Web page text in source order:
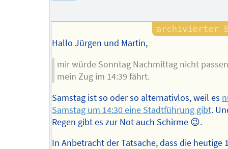
Hallo Jürgen und Martin,
mir würde Sonntag Nachmittag nicht
mein Zug im 14:39 fährt.
Samstag ist so oder so alternativlos, weil es
Samstag um 14:30 eine Stadtführung gibt.
Regen gibt es zur Not auch Schirme 😉.
In Anbetracht der Tatsache, dass die heutige